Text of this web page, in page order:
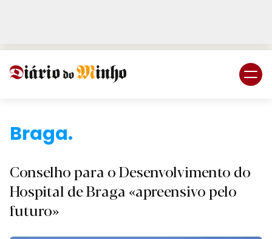
B
Conselho para o Desenvolvimento do
Hospital de Braga «apreensivo pelo
futuro»